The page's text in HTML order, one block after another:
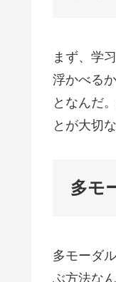
まず、学
浮かべる
となんだ
とが大切
多モ
多モーダ
ぶ方法な